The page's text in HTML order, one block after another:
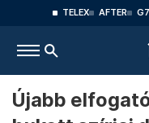
TELEX AFTER G7
Újabb